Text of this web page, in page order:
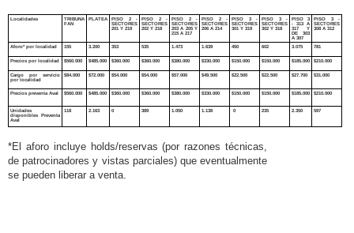
*El aforo incluye holds/reservas (por razones técnicas,
de patrocinadores y vistas parciales) que eventualmente
se pueden liberar a venta.